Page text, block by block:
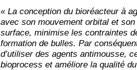
« La conception du bioréacteur à
avec son mouvement orbital et
surface, minimise les contraintes
formation de bulles. Par
d’utiliser des agents antimousse,
bioprocess et améliore la qualité